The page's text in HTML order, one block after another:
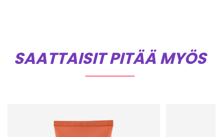
SAATTAISIT PITÄÄ MYÖS